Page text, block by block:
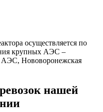
осуществляется по
крупных АЭС –
АЭС, Нововоронежская
нашей